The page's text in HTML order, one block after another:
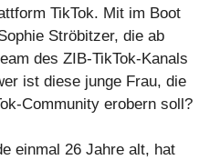
TikTok. Mit im Boot
Ströbitzer, die ab
des ZIB-TikTok-Kanals
ist diese junge Frau, die
Community erobern soll?
einmal 26 Jahre alt, hat